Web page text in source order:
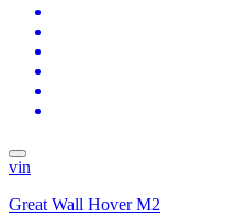
vin
Great Wall Hover M2